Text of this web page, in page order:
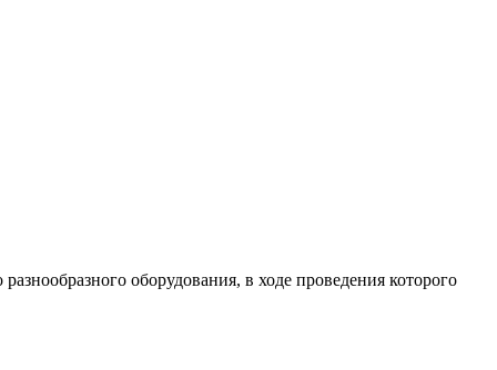
оборудования, в ходе проведения которого